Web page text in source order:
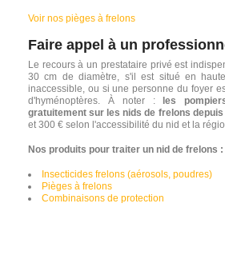
Voir nos pièges à frelons
Faire appel à un
Le recours à un prestataire privé est
30 cm de diamètre, s'il est situé en
inaccessible, ou si une personne du foyer
d'hyménoptères. À noter :
les
gratuitement sur les nids de frelons depuis
et 300 € selon l'accessibilité du nid et la
Nos produits pour traiter un nid de frelons :
Insecticides frelons (aérosols, poudres)
Pièges à frelons
Combinaisons de protection